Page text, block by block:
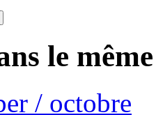
le
/ octobre